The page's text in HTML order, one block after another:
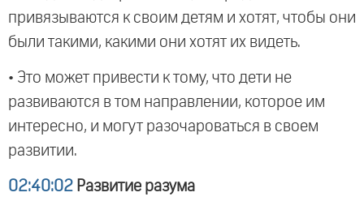
привязываются к своим детям и хотят, чтобы они
были такими, какими они хотят их видеть.
• Это может привести к тому, что дети не
развиваются в том направлении, которое им
интересно, и могут разочароваться в своем
развитии.
02:40:02 Развитие разума